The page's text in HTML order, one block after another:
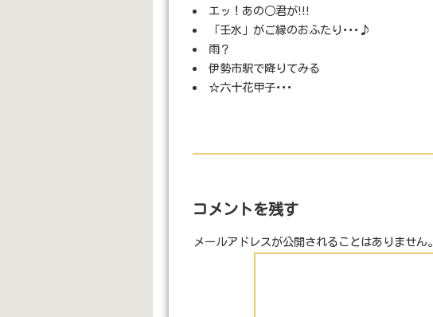
エッ！あの○君が!!!
「壬水」がご縁のおふたり･･･♪
雨？
伊勢市駅で降りてみる
☆六十花甲子･･･
コメントを残す
メールアドレスが公開されることはありません。